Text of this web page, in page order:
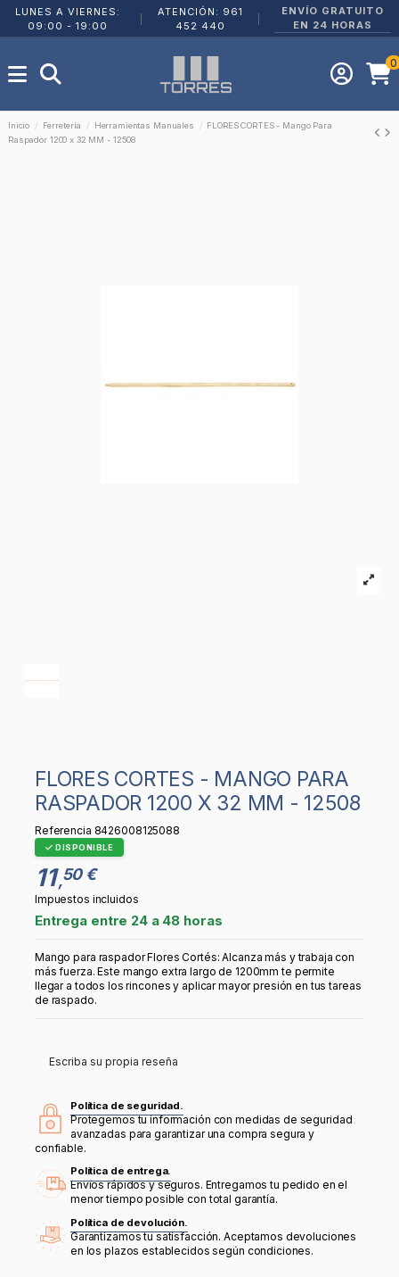
LUNES A VIERNES:
09:00 - 19:00
ATENCIÓN: 961
452 440
ENVÍO GRATUITO
EN 24 HORAS
0
Inicio Ferretería Herramientas Manuales
FLORES CORTES - Mango Para
Raspador 1200 x 32 MM - 12508
FLORES CORTES - MANGO PARA
RASPADOR 1200 X 32 MM - 12508
Referencia 8426008125088
DISPONIBLE
11,50 €
Impuestos incluidos
Entrega entre 24 a 48 horas
Mango para raspador Flores Cortés: Alcanza más y trabaja con
más fuerza. Este mango extra largo de 1200mm te permite
llegar a todos los rincones y aplicar mayor presión en tus tareas
de raspado.
Escriba su propia reseña
Política de seguridad.
Protegemos tu información con medidas de seguridad
avanzadas para garantizar una compra segura y
confiable.
Política de entrega.
Envíos rápidos y seguros. Entregamos tu pedido en el
menor tiempo posible con total garantía.
Política de devolución.
Garantizamos tu satisfacción. Aceptamos devoluciones
en los plazos establecidos según condiciones.